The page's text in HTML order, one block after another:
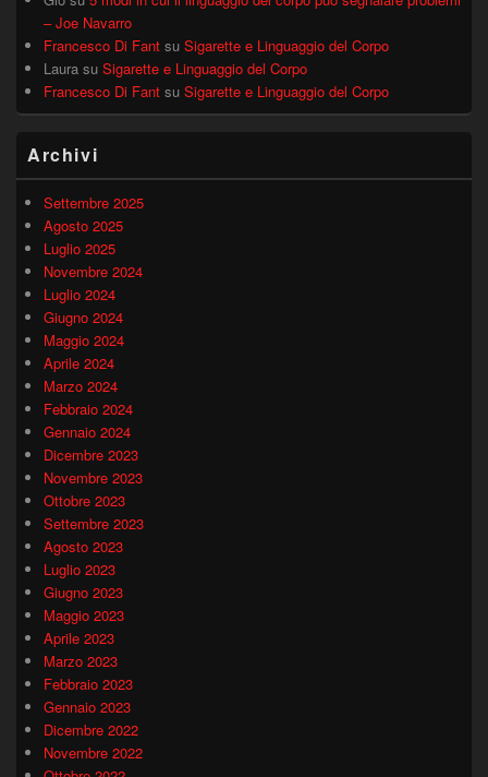
– Joe Navarro
Francesco Di Fant su Sigarette e Linguaggio del Corpo
Laura su Sigarette e Linguaggio del Corpo
Francesco Di Fant su Sigarette e Linguaggio del Corpo
Archivi
Settembre 2025
Agosto 2025
Luglio 2025
Novembre 2024
Luglio 2024
Giugno 2024
Maggio 2024
Aprile 2024
Marzo 2024
Febbraio 2024
Gennaio 2024
Dicembre 2023
Novembre 2023
Ottobre 2023
Settembre 2023
Agosto 2023
Luglio 2023
Giugno 2023
Maggio 2023
Aprile 2023
Marzo 2023
Febbraio 2023
Gennaio 2023
Dicembre 2022
Novembre 2022